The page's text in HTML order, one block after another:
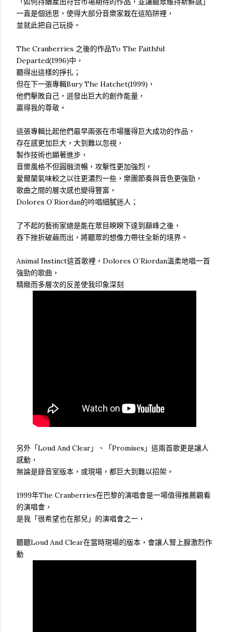
一直是個迷思，使得大部分音樂家栽在這陷阱裡，
並就此把自己玩掛。
The Cranberries 之後的作品To The Faithful
Departed(1996)中，
聽得出這樣的掙扎；
但在下一張專輯Bury The Hatchet(1999)，
他們擊敗自己，逬發出巨大的創作能量，
贏得我的尊敬。
這張專輯比起他們最早兩張在市場獲得巨大成功的作品，
存在感更加巨大，大到難以忽視，
製作技術也顯著進步，
音樂風格不但圓融流暢，攻擊性更加強烈，
愛爾蘭氣味較之以往更濃烈一些，樂團節奏與音色更強勁，
歌曲之間的層次感也變得豐富，
Dolores O`Riordan的吟唱細膩迷人；
了不起的藝術家總是能在眾目睽睽下達到巔峰之後，
吞下挫折破繭而出，將聽眾的想像力帶往全新的境界。
Animal Instinct這首歌裡，Dolores O`Riordan溫柔地唱一首
強勁的歌曲，
精緻而多層次的反差使我印象深刻
另外「Loud And Clear」、「Promises」這兩首歌更是讓人
感動，
無論是錄音室版本，或現場，都巨大到難以招架。
1999年The Cranberries在巴黎的演唱會是一場值得推薦觀看
的演唱會，
是我「很希望也在那兒」的演唱會之一，
聽聽Loud And Clear在當時現場的版本，會讓人腎上腺激烈作
動